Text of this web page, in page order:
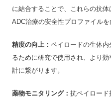
に結合することで、これらの抗体
ADC治療の安全性プロファイル
精度の向上：ペイロードの生体
るために研究で使用され、より
計に繋がります。
薬物モニタリング：抗ペイロー